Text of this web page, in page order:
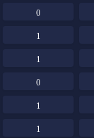
0
1
1
0
1
1